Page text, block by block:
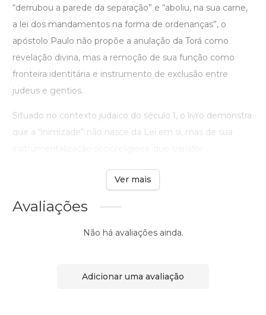
“derrubou a parede da separação” e “aboliu, na sua carne,
a lei dos mandamentos na forma de ordenanças”, o
apóstolo Paulo não propõe a anulação da Torá como
revelação divina, mas a remoção de sua função como
fronteira identitária e instrumento de exclusão entre
judeus e gentios.
Situado no contexto judaico do século I, o livro demonstra
que a “inimizade” não nasce da Lei em si, mas de sua
Ver mais
Avaliações
Não há avaliações ainda.
Adicionar uma avaliação